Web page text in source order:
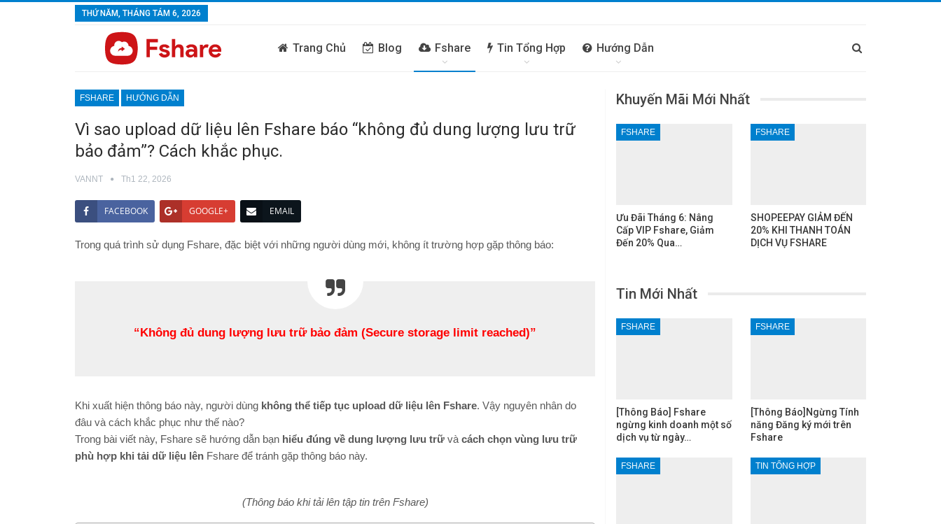
THỨ NĂM, THÁNG TÁM 6, 2026
Trang Chủ Blog Fshare Tin Tổng Hợp Hướng Dẫn
FSHARE HƯỚNG DẪN
Vì sao upload dữ liệu lên Fshare báo “không đủ dung lượng lưu trữ
bảo đảm”? Cách khắc phục.
VANNT Th1 22, 2026
FACEBOOK GOOGLE+ EMAIL
Trong quá trình sử dụng Fshare, đặc biệt với những người dùng mới, không ít trường hợp gặp thông báo:
“Không đủ dung lượng lưu trữ bảo đảm (Secure storage limit reached)”
Khi xuất hiện thông báo này, người dùng không thể tiếp tục upload dữ liệu lên Fshare. Vậy nguyên nhân do
đâu và cách khắc phục như thế nào?
Trong bài viết này, Fshare sẽ hướng dẫn bạn hiểu đúng về dung lượng lưu trữ và cách chọn vùng lưu trữ
phù hợp khi tải dữ liệu lên Fshare để tránh gặp thông báo này.
(Thông báo khi tải lên tập tin trên Fshare)
Khuyến Mãi Mới Nhất
FSHARE
Ưu Đãi Tháng 6: Nâng
Cấp VIP Fshare, Giảm
Đến 20% Qua…
FSHARE
SHOPEEPAY GIẢM ĐẾN
20% KHI THANH TOÁN
DỊCH VỤ FSHARE
Tin Mới Nhất
FSHARE
[Thông Báo] Fshare
ngừng kinh doanh một số
dịch vụ từ ngày…
FSHARE
[Thông Báo]Ngừng Tính
năng Đăng ký mới trên
Fshare
FSHARE TIN TỔNG HỢP